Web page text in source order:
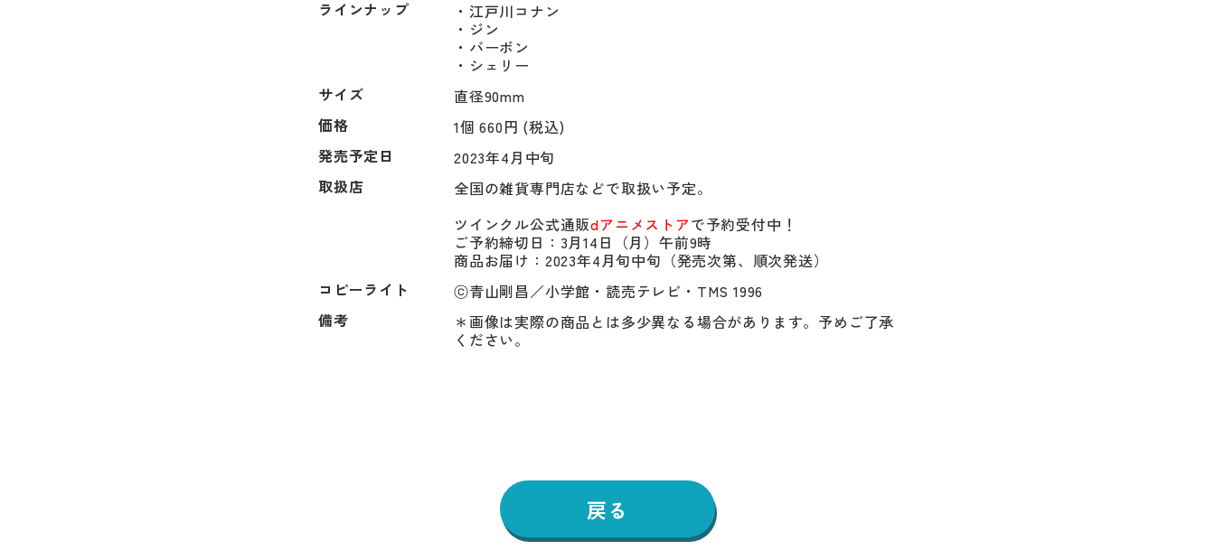
ラインナップ
・江戸川コナン
・ジン
・バーボン
・シェリー
サイズ
直径90mm
価格
1個 660円 (税込)
発売予定日
2023年4月中旬
取扱店
全国の雑貨専門店などで取扱い予定。
ツインクル公式通販dアニメストアで予約受付中！
ご予約締切日：3月14日（月）午前9時
商品お届け：2023年4月旬中旬（発売次第、順次発送）
コピーライト
ⓒ青山剛昌／小学館・読売テレビ・TMS 1996
備考
＊画像は実際の商品とは多少異なる場合があります。予めご了承
ください。
戻る